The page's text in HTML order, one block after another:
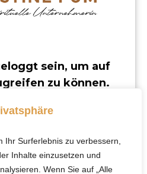
Ihr Surferlebnis zu verbessern,
Inhalte einzusetzen und
Wenn Sie auf „Alle
sein, um auf
zu können.
um dich